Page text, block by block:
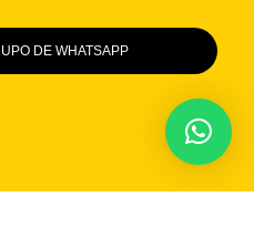
DE WHATSAPP